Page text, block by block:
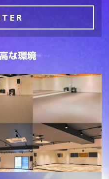
な環境